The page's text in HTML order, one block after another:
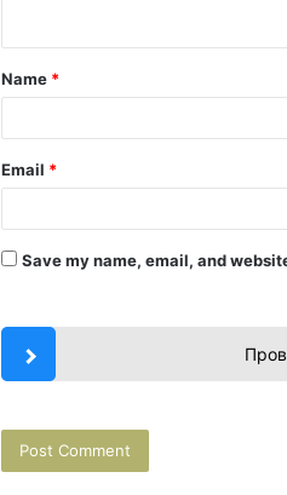
t
*
Name *
Email *
Save my name, email, and